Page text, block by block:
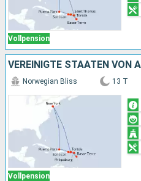
Vollpension
Vollpension
Norwegian Bliss 13 T